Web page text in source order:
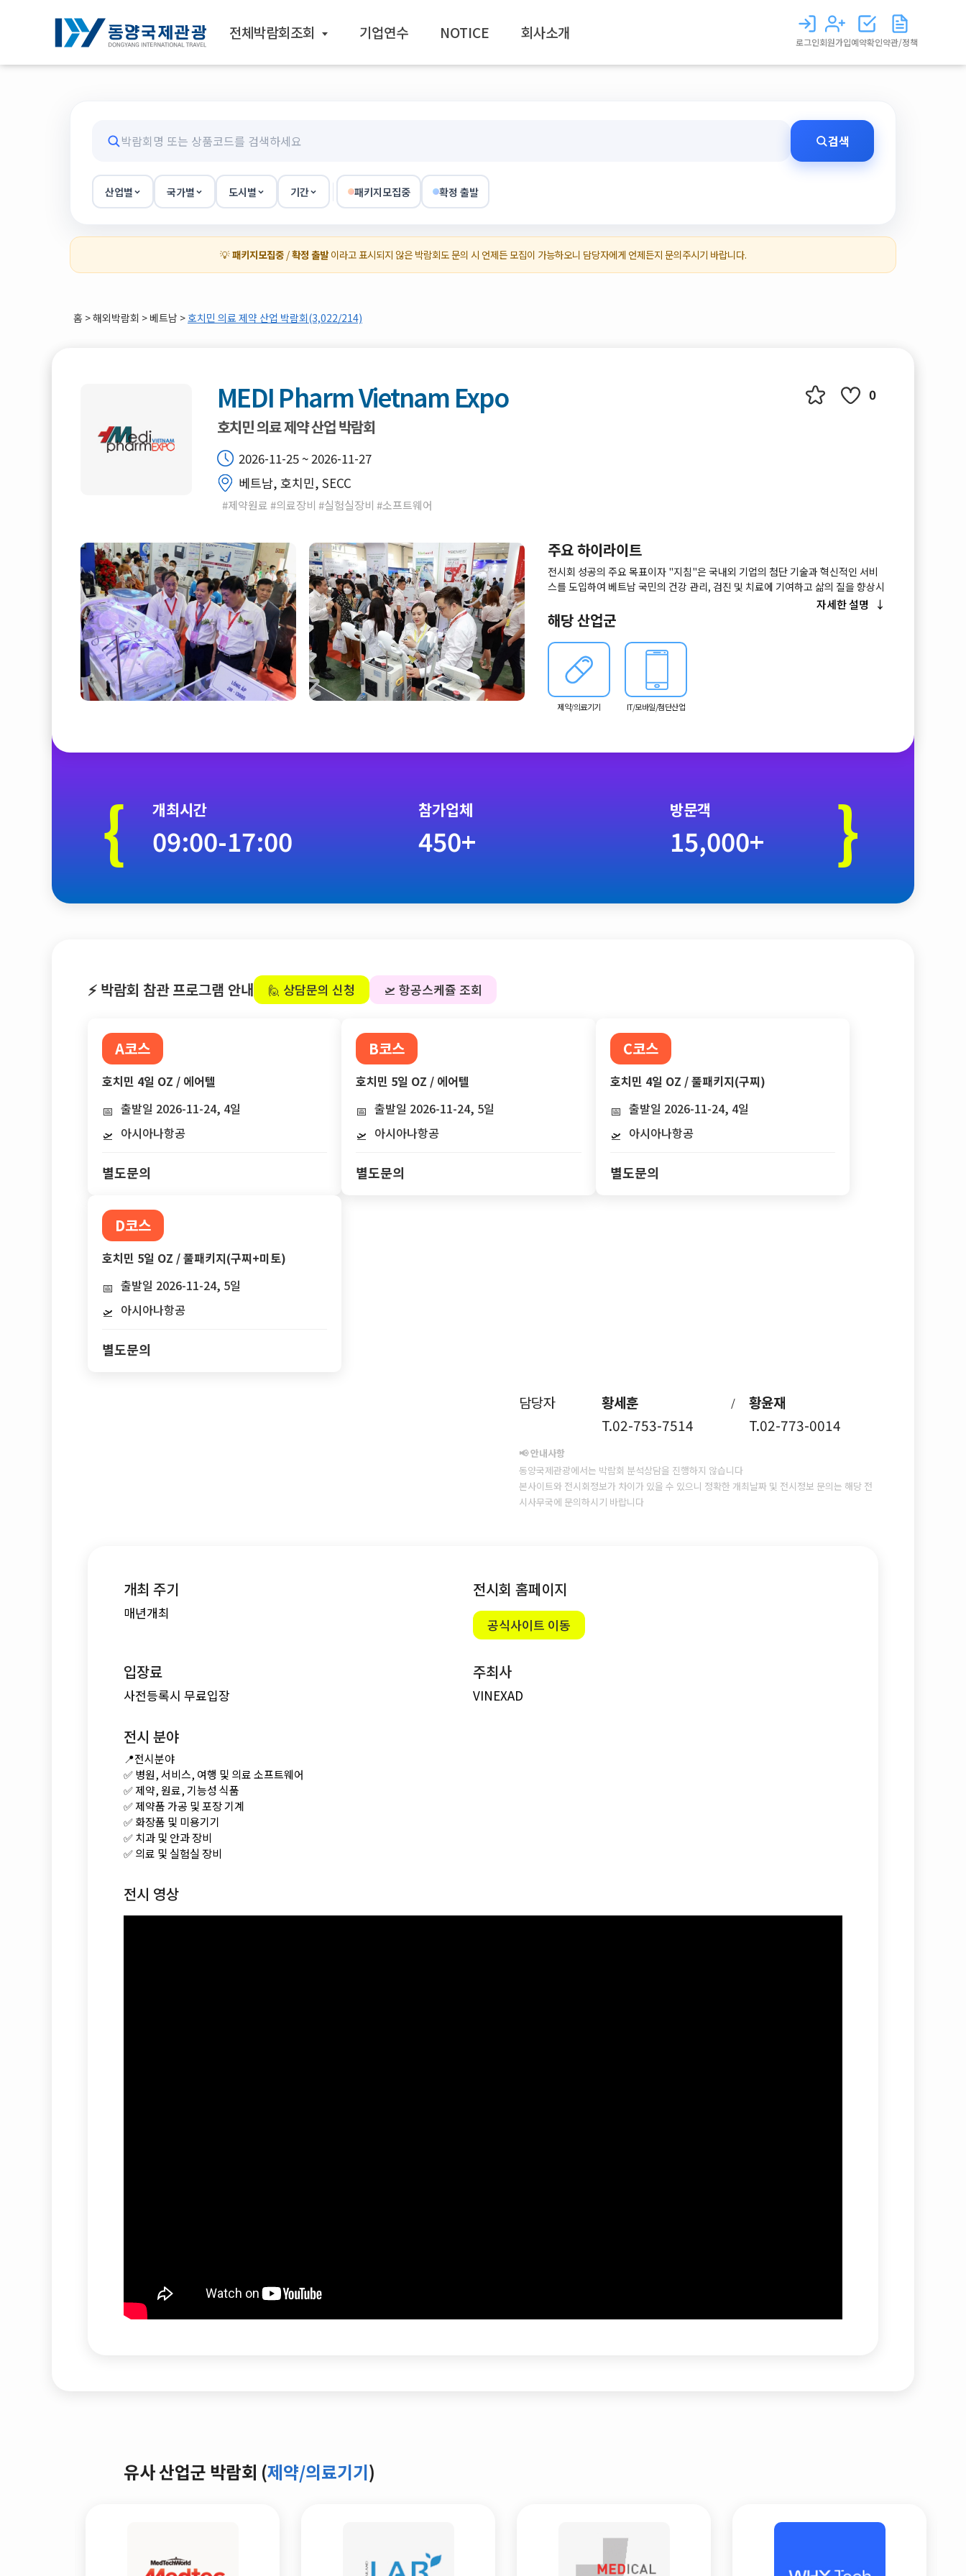
전체박람회조회 기업연수 NOTICE 회사소개
로그인회원가입예약확인약관/정책
검색
산업별 국가별 도시별 기간 패키지모집중 확정 출발
💡패키지모집중/확정 출발이라고 표시되지 않은 박람회도 문의 시 언제든 모집이 가능하오니 담당자에게 언제든지 문의주시기 바랍니다.
홈 >해외박람회 > 베트남 >호치민 의료 제약 산업 박람회(3,022/214)
MEDI Pharm Vietnam Expo
호치민 의료 제약 산업 박람회
2026-11-25 ~ 2026-11-27
베트남, 호치민, SECC
#제약원료 #의료장비 #실험실장비 #소프트웨어
0
주요 하이라이트
전시회 성공의 주요 목표이자 "지침"은 국내외 기업의 첨단 기술과 혁신적인 서비
스를 도입하여 베트남 국민의 건강 관리, 검진 및 치료에 기여하고 삶의 질을 향상시
키는 상업 활동을 촉진하는 것입니다. 본 전시회는 베트남 의료 산업의 통합 및 발전
을 위한 기회이자, 베트남 의료 및 제약 기업들이 만나 경험을 공유하고, 제품을 소
개하고, 국제 협력을 확대하며, 첨단 시설을 이용하고, 세계적인 의료 기술을 베트
남에 적용할 수 있는 황금 다리 역할을 합니다.
자세한 설명
해당 산업군
제약/의료기기 IT/모바일/첨단산업
{ 개최시간 참가업체 방문객
09:00-17:00 450+ 15,000+ }
⚡ 박람회 참관 프로그램 안내 🙋 상담문의 신청 🛫 항공스케쥴 조회
A코스
호치민 4일 OZ / 에어텔
📅 출발일 2026-11-24, 4일
🛫 아시아나항공
별도문의
B코스
호치민 5일 OZ / 에어텔
📅 출발일 2026-11-24, 5일
🛫 아시아나항공
별도문의
C코스
호치민 4일 OZ / 풀패키지(구찌)
📅 출발일 2026-11-24, 4일
🛫 아시아나항공
별도문의
D코스
호치민 5일 OZ / 풀패키지(구찌+미토)
📅 출발일 2026-11-24, 5일
🛫 아시아나항공
별도문의
담당자 황세훈 /
황윤재
T.02-753-7514
T.02-773-0014
📢 안내사항
동양국제관광에서는 박람회 분석상담을 진행하지 않습니다
본사이트와 전시회정보가 차이가 있을 수 있으니 정확한 개최날짜 및 전시정보 문의는 해당 전
시사무국에 문의하시기 바랍니다
개최 주기
매년개최
전시회 홈페이지
공식사이트 이동
입장료
사전등록시 무료입장
주최사
VINEXAD
전시 분야
📍전시분야
✅ 병원, 서비스, 여행 및 의료 소프트웨어
✅ 제약, 원료, 기능성 식품
✅ 제약품 가공 및 포장 기계
✅ 화장품 및 미용기기
✅ 치과 및 안과 장비
✅ 의료 및 실험실 장비
전시 영상
유사 산업군 박람회 (제약/의료기기)